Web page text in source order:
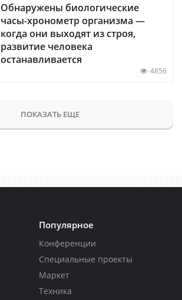
Обнаружены биологические
часы-хронометр организма —
когда они выходят из строя,
развитие человека
останавливается
4856
ПОКАЗАТЬ ЕЩЕ
Популярное
Конференции
Специальные проекты
Маркет
Техника